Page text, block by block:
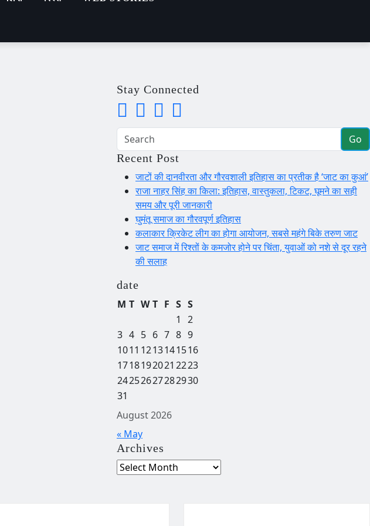
Stay Connected
Go
Recent Post
जाटों की दानवीरता और गौरवशाली इतिहास का प्रतीक है ‘जाट का कुआं’
राजा नाहर सिंह का किला: इतिहास, वास्तुकला, टिकट, घूमने का सही
समय और पूरी जानकारी
घुमंतू समाज का गौरवपूर्ण इतिहास
कलाकार क्रिकेट लीग का होगा आयोजन, सबसे महंगे बिके तरुण जाट
जाट समाज में रिश्तों के कमजोर होने पर चिंता, युवाओं को नशे से दूर रहने
की सलाह
date
August 2026
M T W T F S S
1
2
3 4 5 6 7 8 9
1011 1213141516
1718192021 2223
24252627282930
31
« May
Archives
Archives